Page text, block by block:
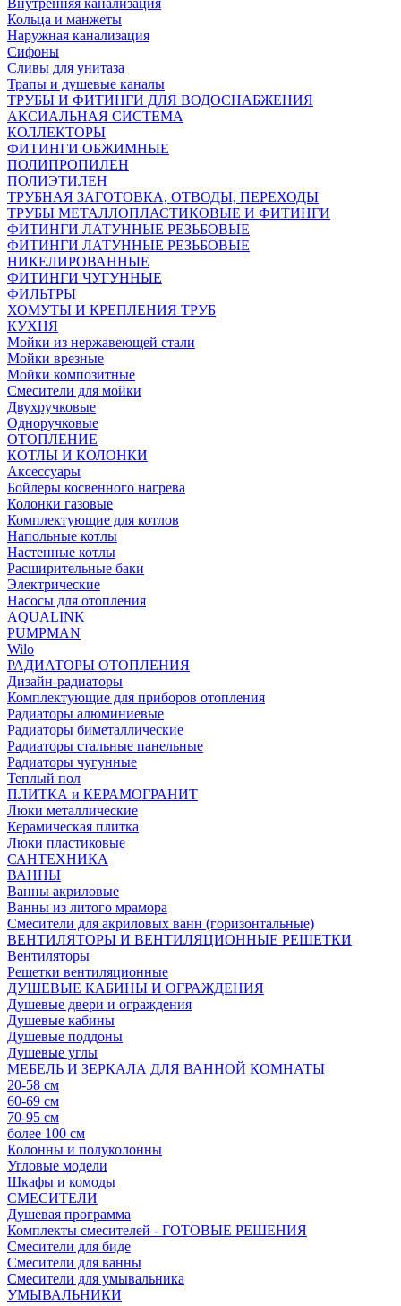
Внутренняя канализация
Кольца и манжеты
Наружная канализация
Сифоны
Сливы для унитаза
Трапы и душевые каналы
ТРУБЫ И ФИТИНГИ ДЛЯ ВОДОСНАБЖЕНИЯ
АКСИАЛЬНАЯ СИСТЕМА
КОЛЛЕКТОРЫ
ФИТИНГИ ОБЖИМНЫЕ
ПОЛИПРОПИЛЕН
ПОЛИЭТИЛЕН
ТРУБНАЯ ЗАГОТОВКА, ОТВОДЫ, ПЕРЕХОДЫ
ТРУБЫ МЕТАЛЛОПЛАСТИКОВЫЕ И ФИТИНГИ
ФИТИНГИ ЛАТУННЫЕ РЕЗЬБОВЫЕ
ФИТИНГИ ЛАТУННЫЕ РЕЗЬБОВЫЕ
НИКЕЛИРОВАННЫЕ
ФИТИНГИ ЧУГУННЫЕ
ФИЛЬТРЫ
ХОМУТЫ И КРЕПЛЕНИЯ ТРУБ
КУХНЯ
Мойки из нержавеющей стали
Мойки врезные
Мойки композитные
Смесители для мойки
Двухручковые
Одноручковые
ОТОПЛЕНИЕ
КОТЛЫ И КОЛОНКИ
Аксессуары
Бойлеры косвенного нагрева
Колонки газовые
Комплектующие для котлов
Напольные котлы
Настенные котлы
Расширительные баки
Электрические
Насосы для отопления
AQUALINK
PUMPMAN
Wilo
РАДИАТОРЫ ОТОПЛЕНИЯ
Дизайн-радиаторы
Комплектующие для приборов отопления
Радиаторы алюминиевые
Радиаторы биметаллические
Радиаторы стальные панельные
Радиаторы чугунные
Теплый пол
ПЛИТКА и КЕРАМОГРАНИТ
Люки металлические
Керамическая плитка
Люки пластиковые
САНТЕХНИКА
ВАННЫ
Ванны акриловые
Ванны из литого мрамора
Смесители для акриловых ванн (горизонтальные)
ВЕНТИЛЯТОРЫ И ВЕНТИЛЯЦИОННЫЕ РЕШЕТКИ
Вентиляторы
Решетки вентиляционные
ДУШЕВЫЕ КАБИНЫ И ОГРАЖДЕНИЯ
Душевые двери и ограждения
Душевые кабины
Душевые поддоны
Душевые углы
МЕБЕЛЬ И ЗЕРКАЛА ДЛЯ ВАННОЙ КОМНАТЫ
20-58 см
60-69 см
70-95 см
более 100 см
Колонны и полуколонны
Угловые модели
Шкафы и комоды
СМЕСИТЕЛИ
Душевая программа
Комплекты смесителей - ГОТОВЫЕ РЕШЕНИЯ
Смесители для биде
Смесители для ванны
Смесители для умывальника
УМЫВАЛЬНИКИ